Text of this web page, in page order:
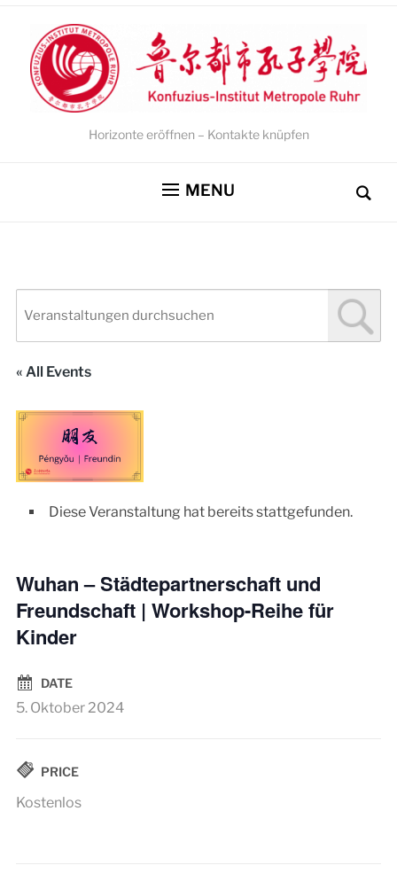
Horizonte eröffnen – Kontakte knüpfen
MENU
« All Events
Diese Veranstaltung hat bereits stattgefunden.
Wuhan – Städtepartnerschaft und
Freundschaft | Workshop-Reihe für
Kinder
DATE
5. Oktober 2024
PRICE
Kostenlos